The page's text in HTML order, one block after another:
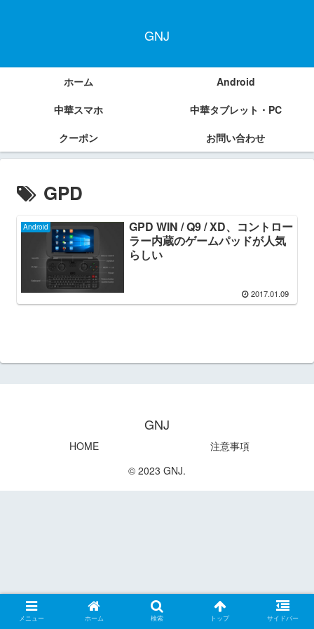
GNJ
ホーム
Android
中華スマホ
中華タブレット・PC
クーポン
お問い合わせ
GPD
Android
GPD WIN / Q9 / XD、コントロー
ラー内蔵のゲームパッドが人気
らしい
2017.01.09
GNJ
HOME
注意事項
© 2023 GNJ.
メニュー ホーム 検索 トップ サイドバー